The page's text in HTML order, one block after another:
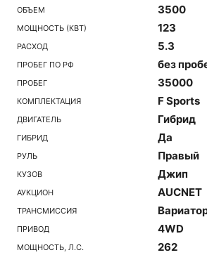
ОБЪЕМ 3500
МОЩНОСТЬ (КВТ) 123
РАСХОД 5.3
ПРОБЕГ ПО РФ без
ПРОБЕГ 35000
КОМПЛЕКТАЦИЯ F Sports
ДВИГАТЕЛЬ Гибрид
ГИБРИД Да
РУЛЬ Правый
КУЗОВ Джип
АУКЦИОН AUCNET
ТРАНСМИССИЯ
ПРИВОД 4WD
МОЩНОСТЬ, Л.С. 262